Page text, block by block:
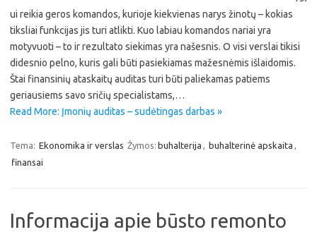
ui reikia geros komandos, kurioje kiekvienas narys žinotų – kokias
tiksliai funkcijas jis turi atlikti. Kuo labiau komandos nariai yra
motyvuoti – to ir rezultato siekimas yra našesnis. O visi verslai tikisi
didesnio pelno, kuris gali būti pasiekiamas mažesnėmis išlaidomis.
Štai finansinių ataskaitų auditas turi būti paliekamas patiems
geriausiems savo sričių specialistams,…
Read More: Įmonių auditas – sudėtingas darbas »
Tema: Ekonomika ir verslas Žymos: buhalterija , buhalterinė apskaita ,
finansai
Informacija apie būsto remonto